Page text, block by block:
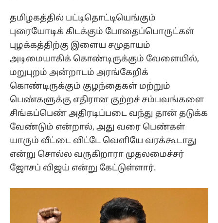
தமிழகத்தில் பட்டிதொட்டியெங்கும்
புரையோடிக் கிடக்கும் போதைப்பொருட்கள்
புழக்கத்திற்கு இளைய சமுதாயம்
அடிமையாகிக் கொண்டிருக்கும் வேளையில்,
மறுபுறம் அன்றாடம் அரங்கேறிக்
கொண்டிருக்கும் குழந்தைகள் மற்றும்
பெண்களுக்கு எதிரான குற்றச் சம்பவங்களை
சிங்கப்பெண் அதிரடிப்படை வந்து தான் தடுக்க
வேண்டும் என்றால், அது வரை பெண்கள்
யாரும் வீட்டை விட்டே வெளியே வரக்கூடாது
என்று சொல்ல வருகிறாரா முதலமைச்சர்
ஜோசப் விஜய் என்று கேட்டுள்ளார்.